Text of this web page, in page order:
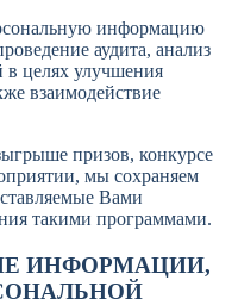
информацию
аудита, анализ
в целях улучшения
взаимодействие
призов, конкурсе
мы сохраняем
Вами
такими программами.
ИНФОРМАЦИИ,